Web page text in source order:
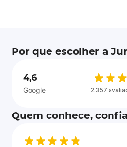
Por que escolher a
4,6
Google 2.357
Quem conhece, confia